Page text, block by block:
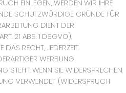
EINLEGEN, WERDEN WIR IHRE
SCHUTZWÜRDIGE GRÜNDE FÜR
DIENT DER
21 ABS. 1 DSGVO).
DAS RECHT, JEDERZEIT
WERBUNG
STEHT. WENN SIE WIDERSPRECHEN,
VERWENDET (WIDERSPRUCH